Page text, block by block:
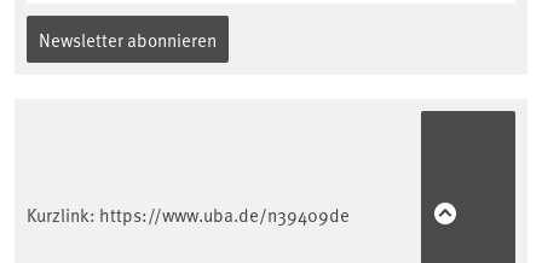
Newsletter abonnieren
Kurzlink: https://www.uba.de/n39409de